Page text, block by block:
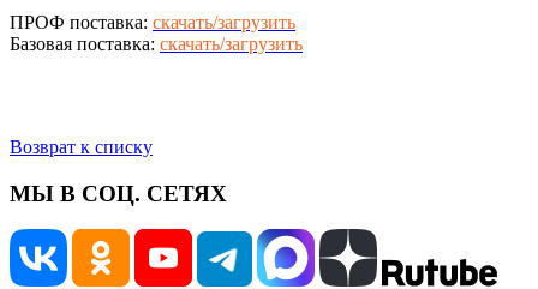
ПРОФ поставка: скачать/загрузить
Базовая поставка: скачать/загрузить
Возврат к списку
МЫ В СОЦ. СЕТЯХ